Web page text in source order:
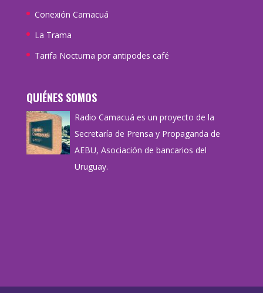
Conexión Camacuá
La Trama
Tarifa Nocturna por antipodes café
QUIÉNES SOMOS
Radio Camacuá es un proyecto de la
Secretaría de Prensa y Propaganda de
AEBU, Asociación de bancarios del
Uruguay.